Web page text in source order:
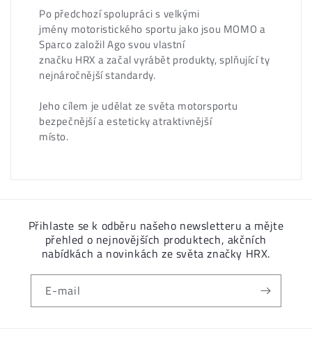
Po předchozí spolupráci s velkými
jmény motoristického sportu jako jsou MOMO a
Sparco založil Ago svou vlastní
značku HRX a začal vyrábět produkty, splňující ty
nejnáročnější standardy.
Jeho cílem je udělat ze světa motorsportu
bezpečnější a esteticky atraktivnější
místo.
Přihlaste se k odběru našeho newsletteru a mějte
přehled o nejnovějších produktech, akčních
nabídkách a novinkách ze světa značky HRX.
E-mail